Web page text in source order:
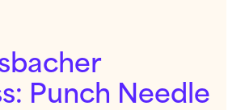
Punch Needle